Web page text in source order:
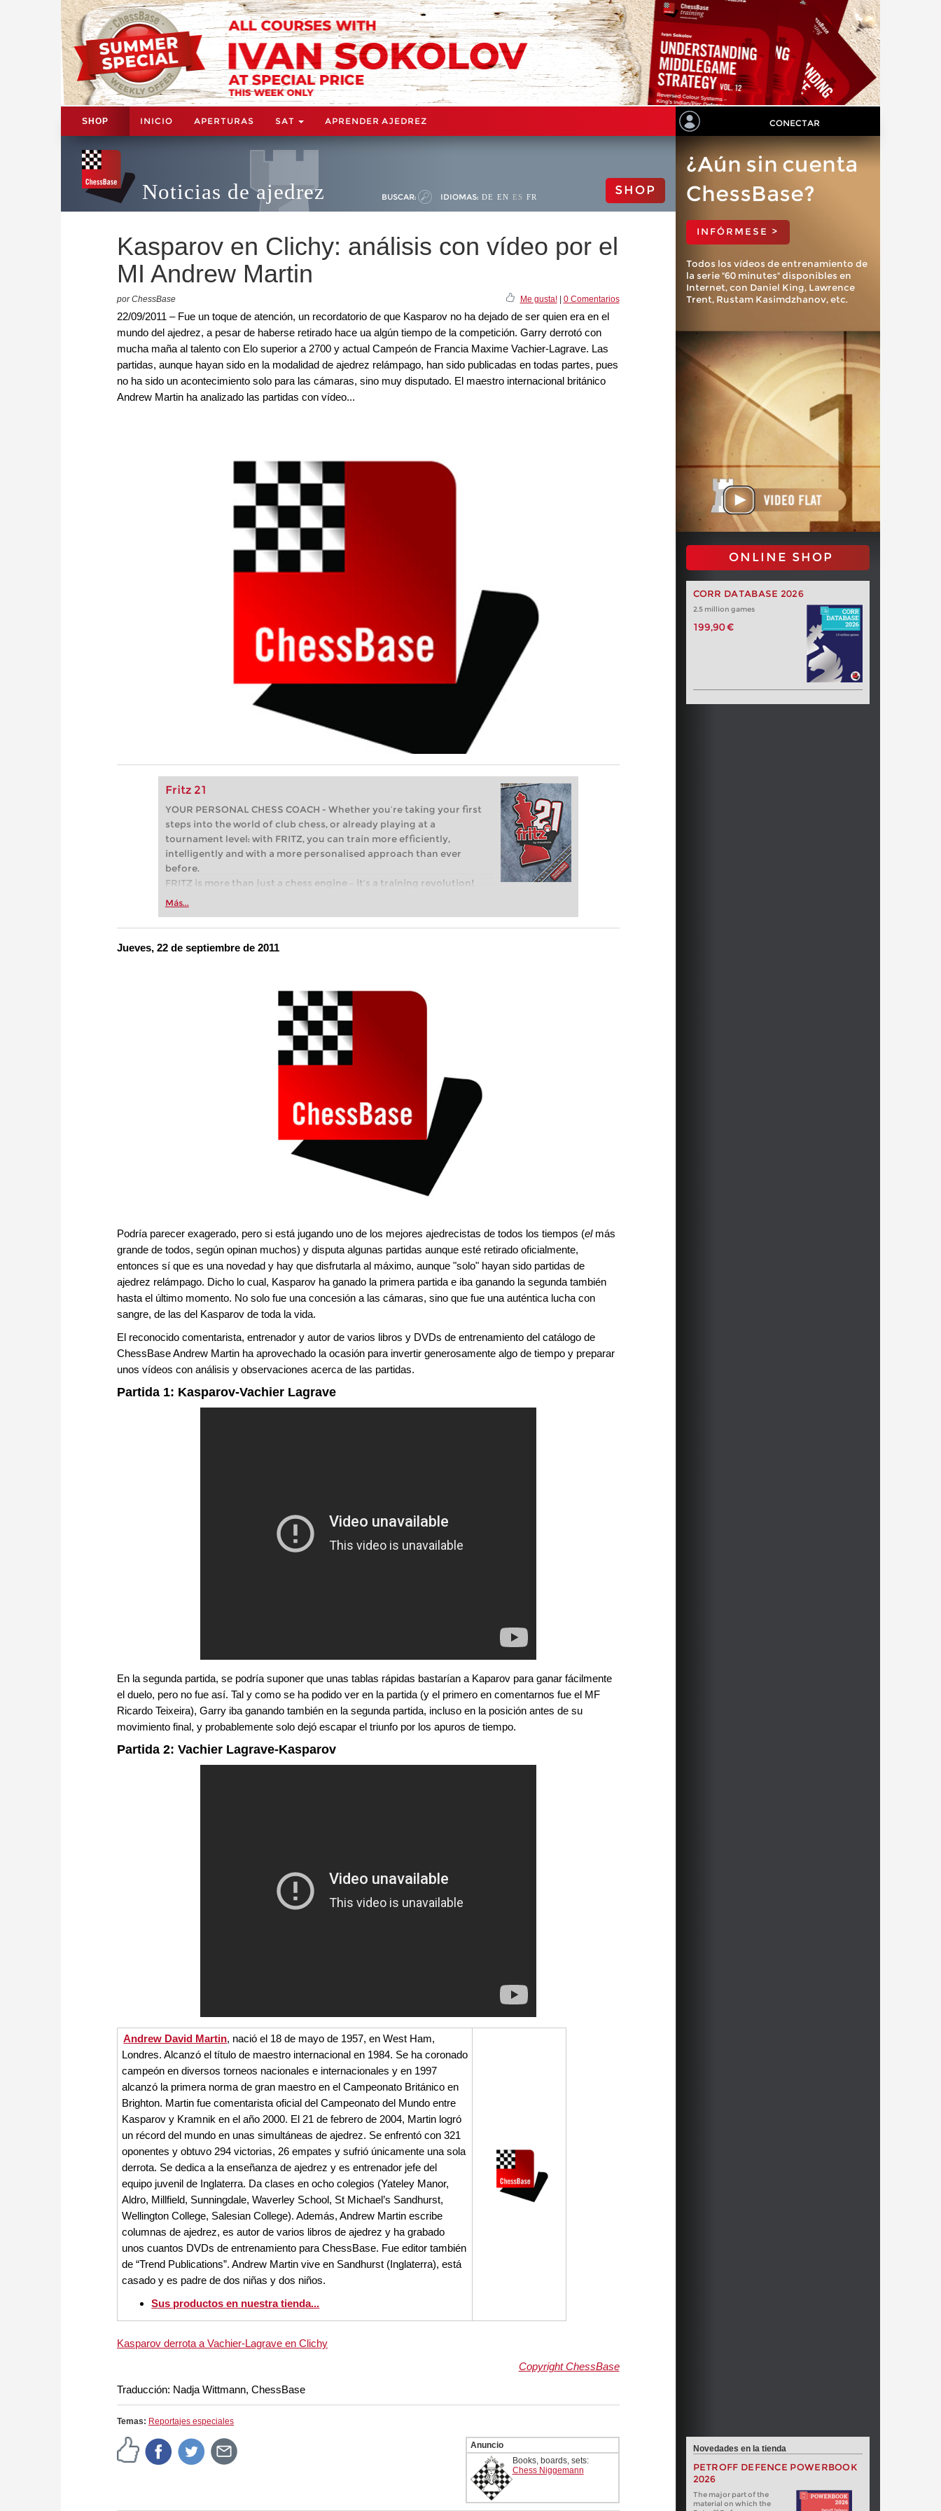
SHOP INICIO APERTURAS SAT APRENDER AJEDREZ CONECTAR
Noticias de ajedrez BUSCAR: IDIOMAS: DE EN ES FR SHOP
Kasparov en Clichy: análisis con vídeo por el
MI Andrew Martin
por ChessBase Me gusta!| 0 Comentarios
22/09/2011 – Fue un toque de atención, un recordatorio de que Kasparov no ha dejado de ser quien era en el
mundo del ajedrez, a pesar de haberse retirado hace ua algún tiempo de la competición. Garry derrotó con
mucha maña al talento con Elo superior a 2700 y actual Campeón de Francia Maxime Vachier-Lagrave. Las
partidas, aunque hayan sido en la modalidad de ajedrez relámpago, han sido publicadas en todas partes, pues
no ha sido un acontecimiento solo para las cámaras, sino muy disputado. El maestro internacional británico
Andrew Martin ha analizado las partidas con vídeo...
Fritz 21
YOUR PERSONAL CHESS COACH - Whether you’re taking your first
steps into the world of club chess, or already playing at a
tournament level: with FRITZ, you can train more efficiently,
intelligently and with a more personalised approach than ever
before.
FRITZ is more than just a chess engine – it’s a training revolution!
Whether you’re taking your first steps into the world of club chess,
more efficiently, intelligently and with a more personalised
approach than ever before.
Más...
¿Aún sin cuenta
ChessBase?
INFÓRMESE >
Todos los vídeos de entrenamiento de
la serie "60 minutes" disponibles en
Internet, con Daniel King, Lawrence
Trent, Rustam Kasimdzhanov, etc.
ONLINE SHOP
CORR DATABASE 2026
2.5 million games
199,90 €
Jueves, 22 de septiembre de 2011
Podría parecer exagerado, pero si está jugando uno de los mejores ajedrecistas de todos los tiempos (elmás
grande de todos, según opinan muchos) y disputa algunas partidas aunque esté retirado oficialmente,
entonces sí que es una novedad y hay que disfrutarla al máximo, aunque "solo" hayan sido partidas de
ajedrez relámpago. Dicho lo cual, Kasparov ha ganado la primera partida e iba ganando la segunda también
hasta el último momento. No solo fue una concesión a las cámaras, sino que fue una auténtica lucha con
sangre, de las del Kasparov de toda la vida.
El reconocido comentarista, entrenador y autor de varios libros y DVDs de entrenamiento del catálogo de
ChessBase Andrew Martin ha aprovechado la ocasión para invertir generosamente algo de tiempo y preparar
unos vídeos con análisis y observaciones acerca de las partidas.
Partida 1: Kasparov-Vachier Lagrave
En la segunda partida, se podría suponer que unas tablas rápidas bastarían a Kaparov para ganar fácilmente
el duelo, pero no fue así. Tal y como se ha podido ver en la partida (y el primero en comentarnos fue el MF
Ricardo Teixeira), Garry iba ganando también en la segunda partida, incluso en la posición antes de su
movimiento final, y probablemente solo dejó escapar el triunfo por los apuros de tiempo.
Partida 2: Vachier Lagrave-Kasparov
Andrew David Martin, nació el 18 de mayo de 1957, en West Ham,
Londres. Alcanzó el título de maestro internacional en 1984. Se ha coronado
campeón en diversos torneos nacionales e internacionales y en 1997
alcanzó la primera norma de gran maestro en el Campeonato Británico en
Brighton. Martin fue comentarista oficial del Campeonato del Mundo entre
Kasparov y Kramnik en el año 2000. El 21 de febrero de 2004, Martin logró
un récord del mundo en unas simultáneas de ajedrez. Se enfrentó con 321
oponentes y obtuvo 294 victorias, 26 empates y sufrió únicamente una sola
derrota. Se dedica a la enseñanza de ajedrez y es entrenador jefe del
equipo juvenil de Inglaterra. Da clases en ocho colegios (Yateley Manor,
Aldro, Millfield, Sunningdale, Waverley School, St Michael’s Sandhurst,
Wellington College, Salesian College). Además, Andrew Martin escribe
columnas de ajedrez, es autor de varios libros de ajedrez y ha grabado
unos cuantos DVDs de entrenamiento para ChessBase. Fue editor también
de “Trend Publications”. Andrew Martin vive en Sandhurst (Inglaterra), está
casado y es padre de dos niñas y dos niños.
Sus productos en nuestra tienda...
Kasparov derrota a Vachier-Lagrave en Clichy
Copyright ChessBase
Traducción: Nadja Wittmann, ChessBase
Temas: Reportajes especiales
Anuncio
Books, boards, sets:
Chess Niggemann
Novedades en la tienda
PETROFF DEFENCE POWERBOOK
2026
The major part of the
material on which the